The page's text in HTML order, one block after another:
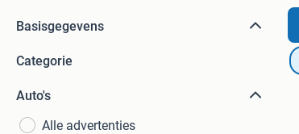
Basisgegevens
Categorie
Auto's
Alle advertenties